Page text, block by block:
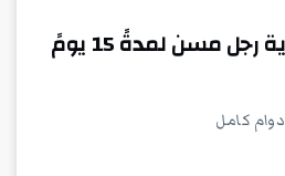
مطلوب عاملةً لرعاية رجل مسن لمدةً 15 يومً
دوام كامل